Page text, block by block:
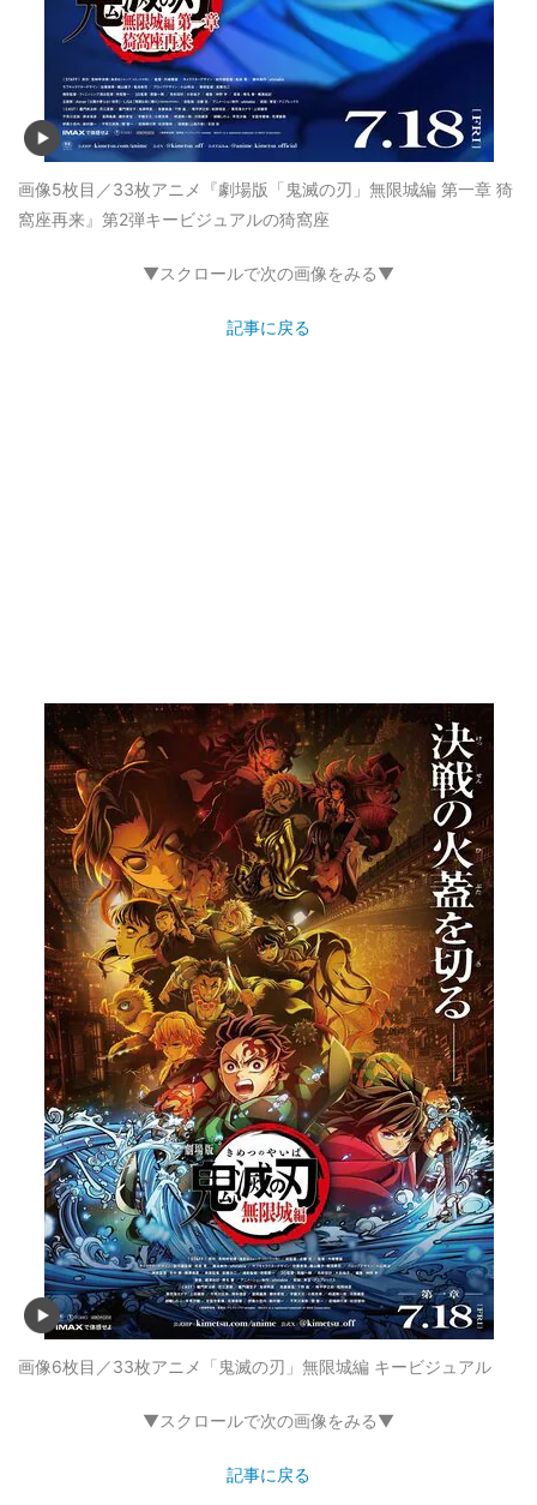
画像5枚目／33枚アニメ『劇場版「鬼滅の刃」無限城編 第一章 猗
窩座再来』第2弾キービジュアルの猗窩座
▼スクロールで次の画像をみる▼
記事に戻る
画像6枚目／33枚アニメ「鬼滅の刃」無限城編 キービジュアル
▼スクロールで次の画像をみる▼
記事に戻る